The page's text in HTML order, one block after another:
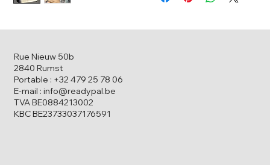
Rue Nieuw 50b
2840 Rumst
Portable : +32 479 25 78 06
E-mail : info@readypal.be
TVA BE0884213002
KBC BE23733037176591